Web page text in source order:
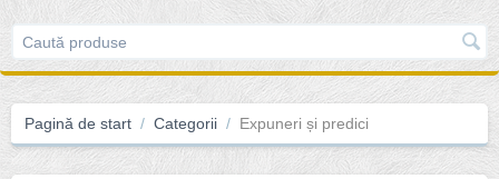
Pagină de start / Categorii / Expuneri și predici